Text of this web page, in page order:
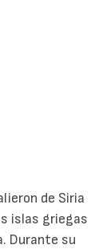
de Siria
islas griegas
Durante su